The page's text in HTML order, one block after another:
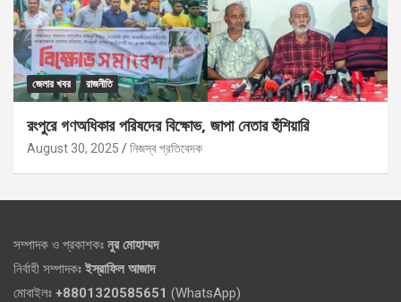
জেলার খবর রাজনীতি
রংপুরে গণঅধিকার পরিষদের বিক্ষোভ, জাপা নেতার হুঁশিয়ারি
August 30, 2025 নিজস্ব প্রতিবেদক
সম্পাদক ও প্রকাশকঃ নুর মোহাম্মদ
নির্বাহী সম্পাদকঃ ইস্রাফিল আজাদ
মোবাইলঃ +8801320585651 (WhatsApp)